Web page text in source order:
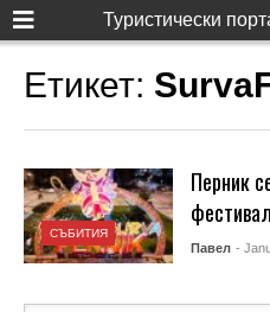
Туристически
Етикет:
СЪБИТИЯ
Перник
Павел -